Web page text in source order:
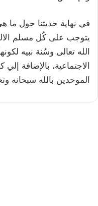
في نهاية حديثنا حول ما
يتوجب على كُل مسلم
الله تعالى وسُنة نبيه
الاجتماعية، بالإضافة
الموحدين بالله سبحانه